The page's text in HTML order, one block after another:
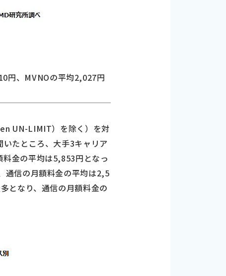
円、MVNOの平均2,027円
UN-LIMIT）を除く）を対
たところ、大手3キャリア
金の平均は5,853円となっ
通信の月額料金の平均は2,5
となり、通信の月額料金の